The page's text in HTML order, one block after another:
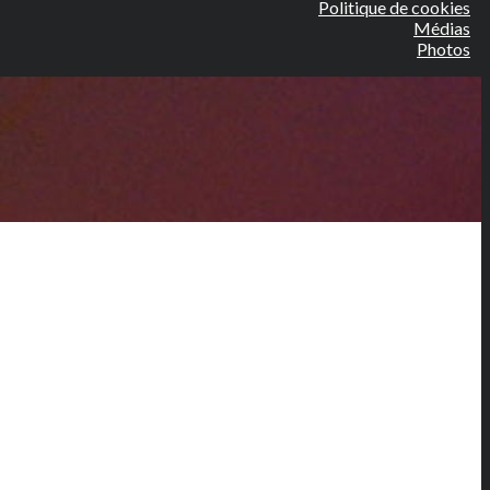
Politique de cookies
Médias
Photos